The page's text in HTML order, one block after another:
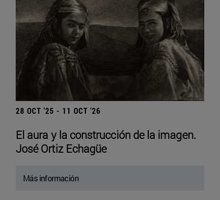
28 OCT '25 - 11 OCT '26
El aura y la construcción de la imagen.
José Ortiz Echagüe
Más información